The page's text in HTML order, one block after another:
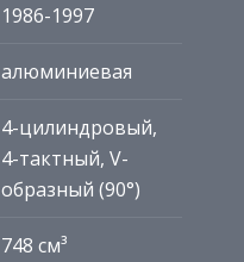
1986-1997
алюминиевая
4-цилиндровый,
4-тактный, V-
образный (90°)
748 см³